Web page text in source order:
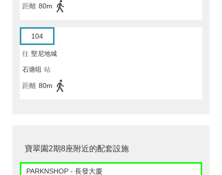
距離 80m
104
往 堅尼地城
石塘咀 站
距離 80m
寶翠園2期8座附近的配套設施
PARKNSHOP - 長發大廈